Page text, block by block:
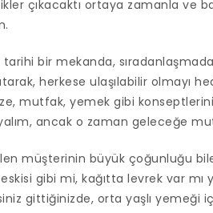
çıkacaktı ortaya zamanla ve
bir mekanda,
herkese ulaşılabilir olmayı
mutfak, yemek gibi
ancak o zaman geleceğe
müşterinin büyük çoğunluğu
gibi mi, kağıtta levrek var
gittiğinizde, orta yaşlı yemeği